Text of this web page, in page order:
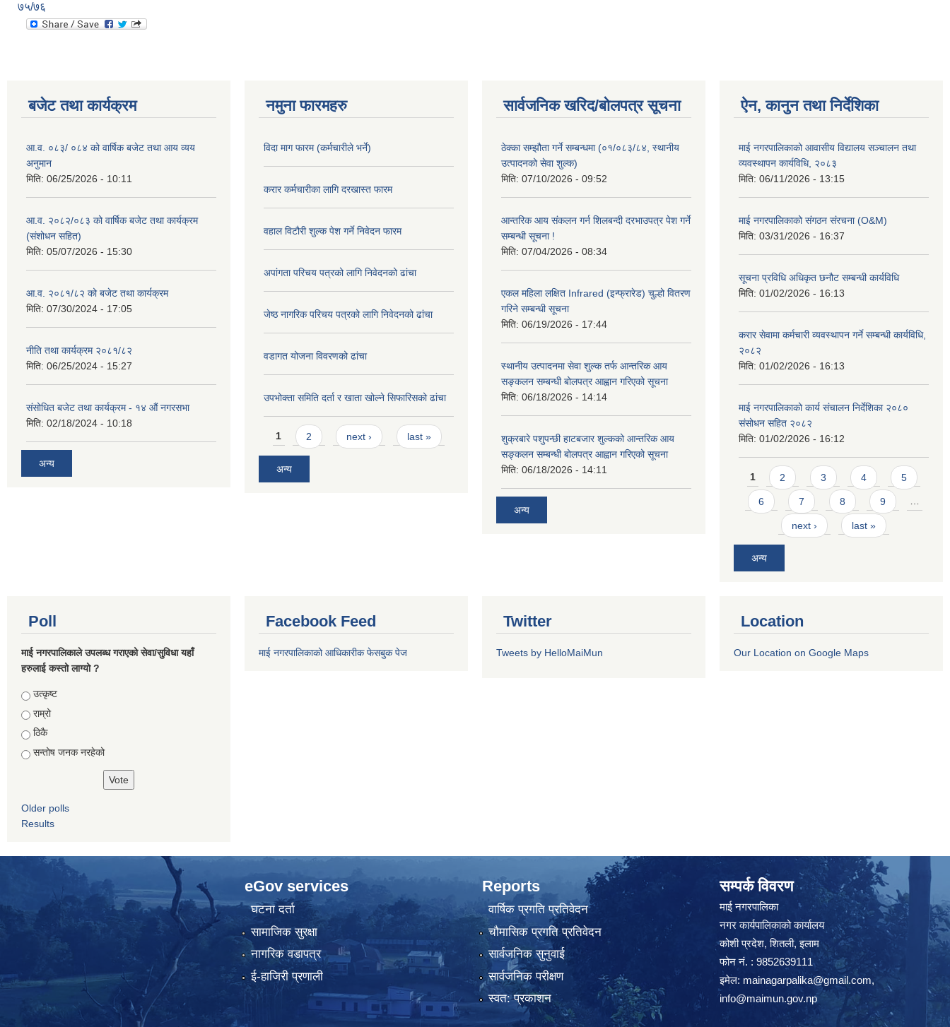
७५/७६
बजेट तथा कार्यक्रम
आ.व. ०८३/ ०८४ को वार्षिक बजेट तथा आय व्यय
अनुमान
मिति: 06/25/2026 - 10:11
आ.व. २०८२/०८३ को वार्षिक बजेट तथा कार्यक्रम
(संशोधन सहित)
मिति: 05/07/2026 - 15:30
आ.व. २०८१/८२ को बजेट तथा कार्यक्रम
मिति: 07/30/2024 - 17:05
नीति तथा कार्यक्रम २०८१/८२
मिति: 06/25/2024 - 15:27
संसोधित बजेट तथा कार्यक्रम - १४ औं नगरसभा
मिति: 02/18/2024 - 10:18
अन्य
नमुना फारमहरु
विदा माग फारम (कर्मचारीले भर्ने)
करार कर्मचारीका लागि दरखास्त फारम
वहाल विटौरी शुल्क पेश गर्ने निवेदन फारम
अपांगता परिचय पत्रको लागि निवेदनको ढांचा
जेष्ठ नागरिक परिचय पत्रको लागि निवेदनको ढांचा
वडागत योजना विवरणको ढांचा
उपभोक्ता समिति दर्ता र खाता खोल्ने सिफारिसको ढांचा
Pages
1 2 next › last »
अन्य
सार्वजनिक खरिद/बोलपत्र सूचना
ठेक्का सम्झौता गर्ने सम्बन्धमा (०१/०८३/८४, स्थानीय
उत्पादनको सेवा शुल्क)
मिति: 07/10/2026 - 09:52
आन्तरिक आय संकलन गर्न शिलबन्दी दरभाउपत्र पेश गर्ने
सम्बन्धी सूचना !
मिति: 07/04/2026 - 08:34
एकल महिला लक्षित Infrared (इन्फ्रारेड) चुल्हो वितरण
गरिने सम्बन्धी सूचना
मिति: 06/19/2026 - 17:44
स्थानीय उत्पादनमा सेवा शुल्क तर्फ आन्तरिक आय
सङ्कलन सम्बन्धी बोलपत्र आह्वान गरिएको सूचना
मिति: 06/18/2026 - 14:14
शुक्रबारे पशुपन्छी हाटबजार शुल्कको आन्तरिक आय
सङ्कलन सम्बन्धी बोलपत्र आह्वान गरिएको सूचना
मिति: 06/18/2026 - 14:11
अन्य
ऐन, कानुन तथा निर्देशिका
माई नगरपालिकाको आवासीय विद्यालय सञ्चालन तथा
व्यवस्थापन कार्यविधि, २०८३
मिति: 06/11/2026 - 13:15
माई नगरपालिकाको संगठन संरचना (O&M)
मिति: 03/31/2026 - 16:37
सूचना प्रविधि अधिकृत छनौट सम्बन्धी कार्यविधि
मिति: 01/02/2026 - 16:13
करार सेवामा कर्मचारी व्यवस्थापन गर्ने सम्बन्धी कार्यविधि,
२०८२
मिति: 01/02/2026 - 16:13
माई नगरपालिकाको कार्य संचालन निर्देशिका २०८०
संसोधन सहित २०८२
मिति: 01/02/2026 - 16:12
Pages
1 2 3 4 5
6 7 8 9 …
next › last »
अन्य
Poll
माई नगरपालिकाले उपलब्ध गराएको सेवा/सुविधा यहाँ
हरुलाई कस्तो लाग्यो ?
Choices
उत्कृष्ट
राम्रो
ठिकै
सन्तोष जनक नरहेको
Older polls
Results
Facebook Feed
माई नगरपालिकाको आधिकारीक फेसबुक पेज
Twitter
Tweets by HelloMaiMun
Location
Our Location on Google Maps
eGov services
घटना दर्ता
सामाजिक सुरक्षा
नागरिक वडापत्र
ई-हाजिरी प्रणाली
Reports
वार्षिक प्रगति प्रतिवेदन
चौमासिक प्रगति प्रतिवेदन
सार्वजनिक सुनुवाई
सार्वजनिक परीक्षण
स्वत: प्रकाशन
सम्पर्क विवरण
माई नगरपालिका
नगर कार्यपालिकाको कार्यालय
कोशी प्रदेश, शितली, इलाम
फोन नं. : 9852639111
इमेल: mainagarpalika@gmail.com,
info@maimun.gov.np